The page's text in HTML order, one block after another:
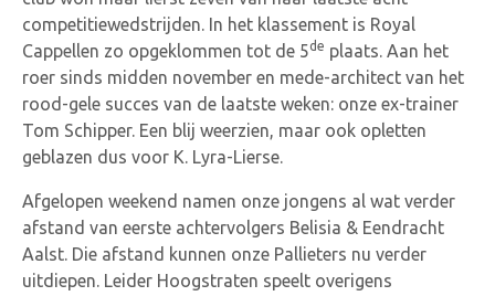
competitiewedstrijden. In het klassement is Royal
Cappellen zo opgeklommen tot de 5de plaats. Aan het
roer sinds midden november en mede-architect van het
rood-gele succes van de laatste weken: onze ex-trainer
Tom Schipper. Een blij weerzien, maar ook opletten
geblazen dus voor K. Lyra-Lierse.
Afgelopen weekend namen onze jongens al wat verder
afstand van eerste achtervolgers Belisia & Eendracht
Aalst. Die afstand kunnen onze Pallieters nu verder
uitdiepen. Leider Hoogstraten speelt overigens